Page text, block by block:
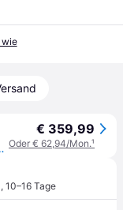
wie
- LW1400
€ 359,99
Oder € 62,94/Mon.¹
, 10–16 Tage